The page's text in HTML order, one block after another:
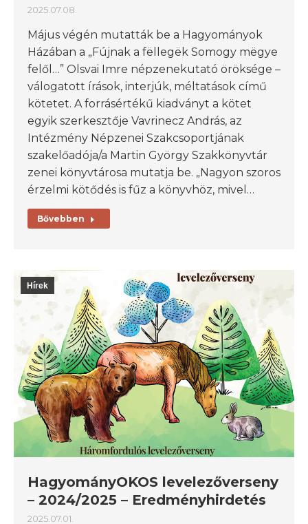
2025.07.08.
Május végén mutatták be a Hagyományok
Házában a „Fújnak a fëllegëk Somogy mëgye
felől…” Olsvai Imre népzenekutató öröksége –
válogatott írások, interjúk, méltatások című
kötetet. A forrásértékű kiadványt a kötet
egyik szerkesztője Vavrinecz András, az
Intézmény Népzenei Szakcsoportjának
szakelőadója/a Martin György Szakkönyvtár
zenei könyvtárosa mutatja be. „Nagyon szoros
érzelmi kötődés is fűz a könyvhöz, mivel…
Bővebben
Hírek
HagyományOKOS levelezőverseny
– 2024/2025 – Eredményhirdetés
2025.07.01.